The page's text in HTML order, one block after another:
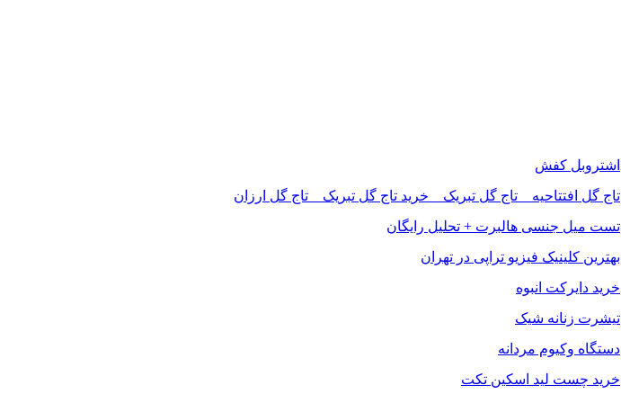
اشتروبل کفش
تاج گل افتتاحیه _ تاج گل تبریک _ خرید تاج گل تبریک _ تاج گل ارزان
تست میل جنسی هالبرت + تحلیل رایگان
بهترین کلینیک فیزیو تراپی در تهران
خرید دایرکت انبوه
تیشرت زنانه شیک
دستگاه وکیوم مردانه
خرید چست لید اسکین تکت